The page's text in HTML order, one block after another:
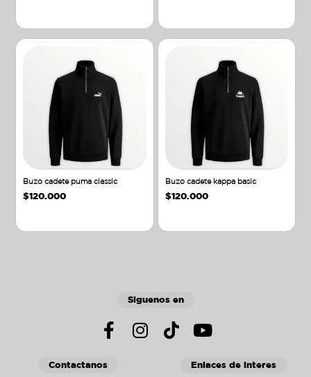
Buzo cadete puma classic
$120.000
Buzo cadete kappa basic
$120.000
Siguenos en
Contactanos Enlaces de interes